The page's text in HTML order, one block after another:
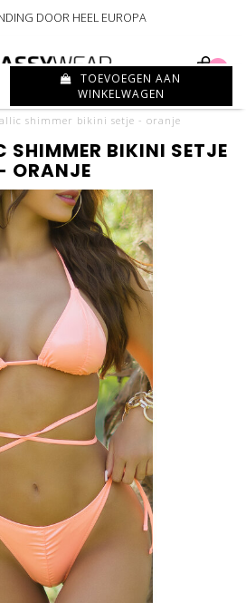
DOOR HEEL EUROPA
0
shimmer bikini setje - oranje
TOEVOEGEN AAN
WINKELWAGEN
SHIMMER BIKINI SETJE
ORANJE